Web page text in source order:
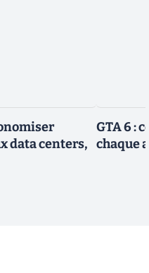
data centers,
GTA 6 :
chaque